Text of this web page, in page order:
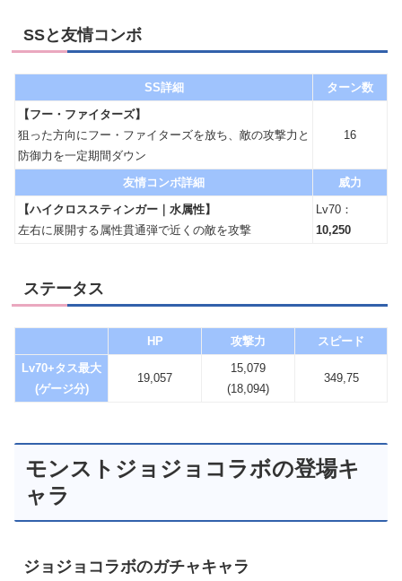
SSと友情コンボ
SS詳細
ターン数
【フー・ファイターズ】
狙った方向にフー・ファイターズを放ち、敵の攻撃力と
防御力を一定期間ダウン
16
友情コンボ詳細
威力
【ハイクロススティンガー｜水属性】
左右に展開する属性貫通弾で近くの敵を攻撃
Lv70：
10,250
ステータス
HP 攻撃力
スピード
Lv70+タス最大
(ゲージ分)
19,057
15,079
(18,094)
349,75
モンストジョジョコラボの登場キ
ャラ
ジョジョコラボのガチャキャラ